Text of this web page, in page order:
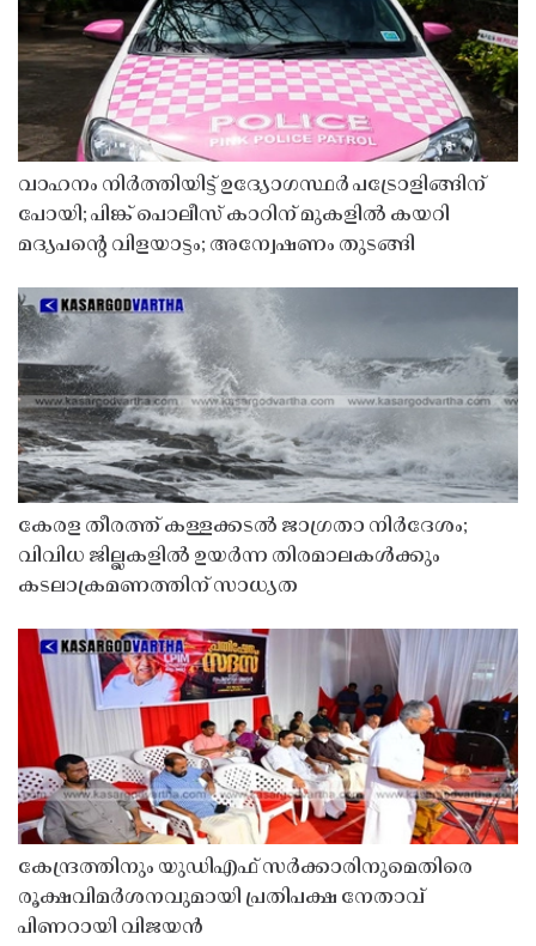
വാഹനം നിർത്തിയിട്ട് ഉദ്യോഗസ്ഥർ പട്രോളിങ്ങിന്
പോയി; പിങ്ക് പൊലീസ് കാറിന് മുകളിൽ കയറി
മദ്യപൻ്റെ വിളയാട്ടം; അന്വേഷണം തുടങ്ങി
കേരള തീരത്ത് കള്ളക്കടൽ ജാഗ്രതാ നിർദേശം;
വിവിധ ജില്ലകളിൽ ഉയർന്ന തിരമാലകൾക്കും
കടലാക്രമണത്തിന് സാധ്യത
കേന്ദ്രത്തിനും യുഡിഎഫ് സർക്കാരിനുമെതിരെ
രൂക്ഷവിമർശനവുമായി പ്രതിപക്ഷ നേതാവ്
പിണറായി വിജയൻ